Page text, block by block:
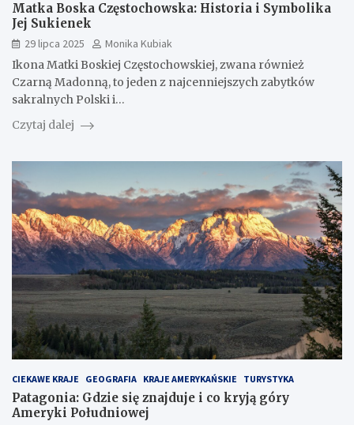
Matka Boska Częstochowska: Historia i Symbolika
Jej Sukienek
29 lipca 2025
Monika Kubiak
Ikona Matki Boskiej Częstochowskiej, zwana również
Czarną Madonną, to jeden z najcenniejszych zabytków
sakralnych Polski i…
Czytaj dalej
CIEKAWE KRAJE GEOGRAFIA KRAJE AMERYKAŃSKIE TURYSTYKA
Patagonia: Gdzie się znajduje i co kryją góry
Ameryki Południowej